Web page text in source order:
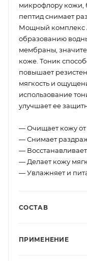
микрофлору кожи,
пептид снимает
Мощный комплекс
образованию
мембраны,
коже. Тоник
повышает
мягкость и
использование
улучшает ее
— Очищает кожу от
— Снимает
—
— Делает кожу
— Увлажняет и
СОСТАВ
ПРИМЕНЕНИЕ